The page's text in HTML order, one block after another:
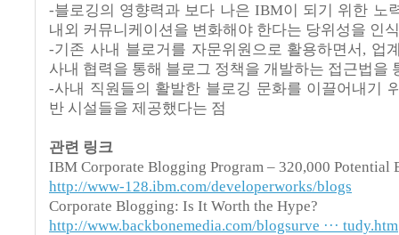
-블로깅의 영향력과 보다 나은 IBM이 되기 위한 노
내외 커뮤니케이션을 변화해야 한다는 당위성을 인
-기존 사내 블로거를 자문위원으로 활용하면서, 업
사내 협력을 통해 블로그 정책을 개발하는 접근법을
-사내 직원들의 활발한 블로깅 문화를 이끌어내기
반 시설들을 제공했다는 점
관련 링크
IBM Corporate Blogging Program – 320,000 Potential
http://www-128.ibm.com/developerworks/blogs
Corporate Blogging: Is It Worth the Hype?
http://www.backbonemedia.com/blogsurve ··· tudy.htm